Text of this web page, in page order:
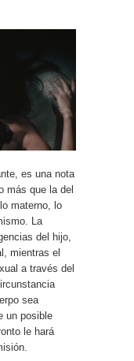
es una nota
más que la del
materno, lo
La
del hijo,
mientras el
a través del
sea
un posible
le hará